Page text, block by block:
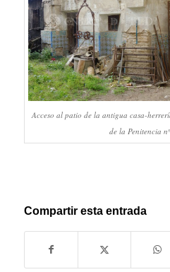
Acceso al patio de la antigua casa-
de la Penitencia
Compartir esta entrada